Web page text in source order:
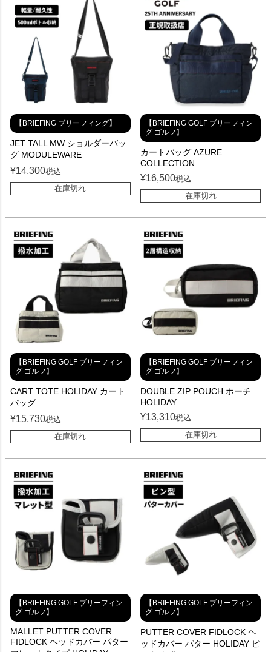
【BRIEFING ブリーフィング】
JET TALL MW ショルダーバッ
グ MODULEWARE
¥14,300税込
在庫切れ
【BRIEFING GOLF ブリーフィン
グ ゴルフ】
カートバッグ AZURE
COLLECTION
¥16,500税込
在庫切れ
【BRIEFING GOLF ブリーフィン
グ ゴルフ】
CART TOTE HOLIDAY カート
バッグ
¥15,730税込
在庫切れ
【BRIEFING GOLF ブリーフィン
グ ゴルフ】
DOUBLE ZIP POUCH ポーチ
HOLIDAY
¥13,310税込
在庫切れ
【BRIEFING GOLF ブリーフィン
グ ゴルフ】
MALLET PUTTER COVER
FIDLOCK ヘッドカバー パター
【BRIEFING GOLF ブリーフィン
グ ゴルフ】
PUTTER COVER FIDLOCK ヘ
ッドカバー パター HOLIDAY ピ